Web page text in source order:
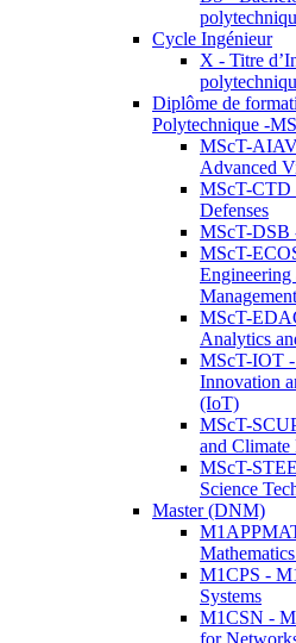
Cycle Ingénieur
X - Titre
Diplôme de
Polytechnique -
MScT-
Advanced
MScT-CTD
Defenses
MScT-DSB
MScT-
Engineering
Management
MScT-
Analytics
MScT-IOT
Innovation
(IoT)
MScT-
and Climate
MScT-
Science
Master (DNM)
M1CPS -
Systems
M1CSN -
for